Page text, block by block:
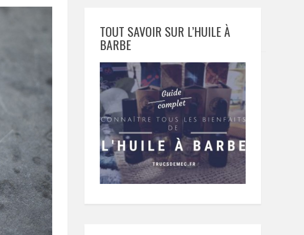
TOUT SAVOIR SUR L’HUILE À
BARBE